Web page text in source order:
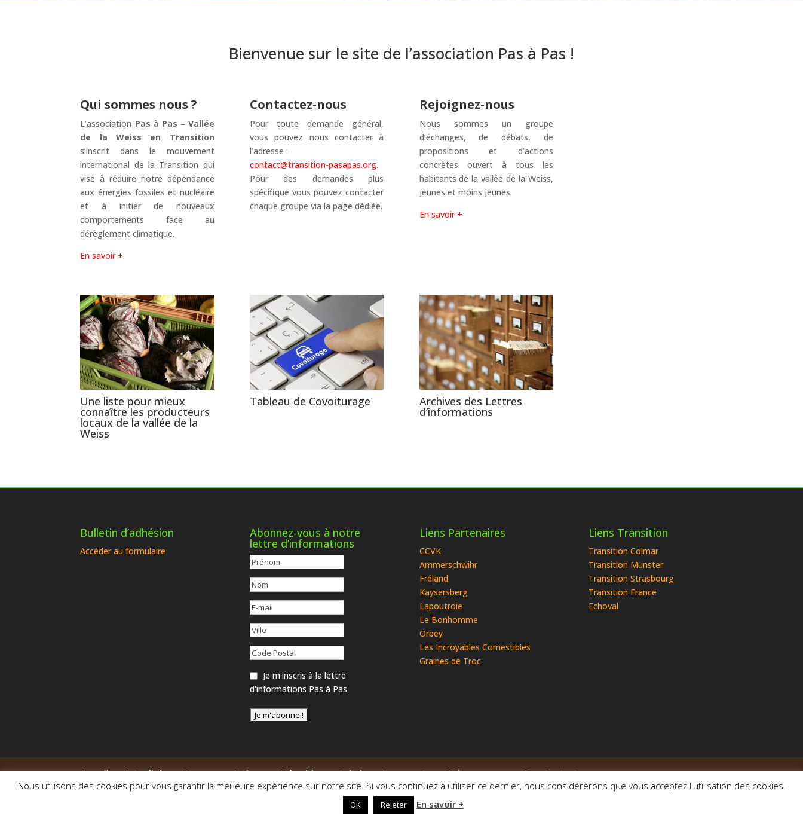
Bienvenue sur le site de l’association Pas à Pas !
Qui sommes nous ?
L’association Pas à Pas – Vallée
de la Weiss en Transition
s’inscrit dans le mouvement
international de la Transition qui
vise à réduire notre dépendance
aux énergies fossiles et nucléaire
et à initier de nouveaux
comportements face au
dérèglement climatique.
En savoir +
Contactez-nous
Pour toute demande général,
vous pouvez nous contacter à
l’adresse :
contact@transition-pasapas.org.
Pour des demandes plus
spécifique vous pouvez contacter
chaque groupe via la page dédiée.
Rejoignez-nous
Nous sommes un groupe
d’échanges, de débats, de
propositions et d’actions
concrètes ouvert à tous les
habitants de la vallée de la Weiss,
jeunes et moins jeunes.
En savoir +
Une liste pour mieux
connaître les producteurs
locaux de la vallée de la
Weiss
Tableau de Covoiturage Archives des Lettres
d’informations
Bulletin d’adhésion
Accéder au formulaire
Abonnez-vous à notre
lettre d’informations
Je m'inscris à la lettre
d'informations Pas à Pas
Liens Partenaires
CCVK
Ammerschwihr
Fréland
Kaysersberg
Lapoutroie
Le Bonhomme
Orbey
Les Incroyables Comestibles
Graines de Troc
Liens Transition
Transition Colmar
Transition Munster
Transition Strasbourg
Transition France
Echoval
Accueil Actualités Groupes Actions Calendrier Galerie Documents Qui sommes-nous ? Contact
© 2014-2026 Association Pas à Pas - Vallée de la Weiss en Transition | Webdesignl'Alphagraphe
Nous utilisons des cookies pour vous garantir la meilleure expérience sur notre site. Si vous continuez à utiliser ce dernier, nous considérerons que vous acceptez l'utilisation des cookies.
OK Rejeter En savoir +